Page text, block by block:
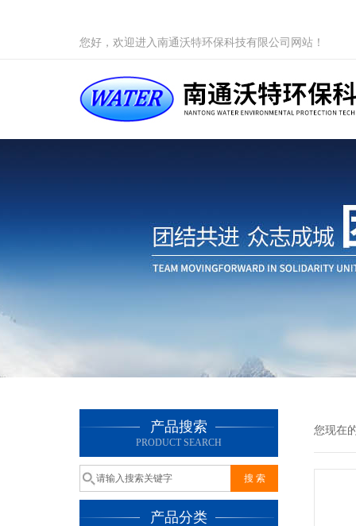
您好，欢迎进入南通沃特环保科技有限公司网站！
产品搜索
PRODUCT SEARCH
产品分类
您现在